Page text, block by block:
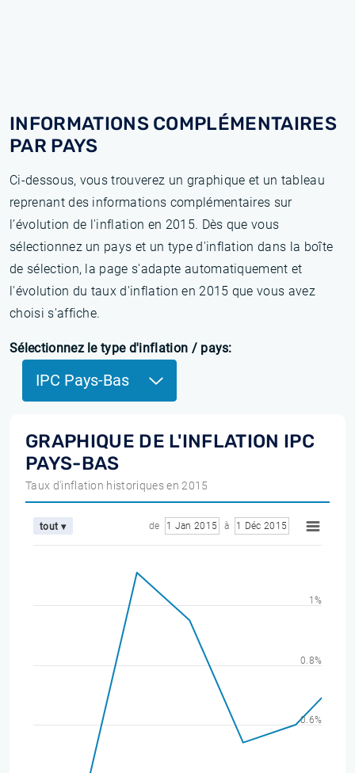
INFORMATIONS COMPLÉMENTAIRES
PAR PAYS
Ci-dessous, vous trouverez un graphique et un tableau
reprenant des informations complémentaires sur
l’évolution de l'inflation en 2015. Dès que vous
sélectionnez un pays et un type d'inflation dans la boîte
de sélection, la page s'adapte automatiquement et
l'évolution du taux d'inflation en 2015 que vous avez
choisi s'affiche.
Sélectionnez le type d'inflation / pays:
IPC Pays-Bas
GRAPHIQUE DE L'INFLATION IPC
PAYS-BAS
Taux d'inflation historiques en 2015
tout ▾ de 1 Jan 2015 à 1 Déc 2015
0.6%
0.8%
1%